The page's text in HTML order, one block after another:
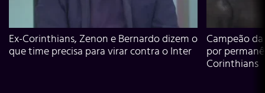
Ex-Corinthians, Zenon e Bernardo dizem o
que time precisa para virar contra o Inter
Campeão
por
Corinthians